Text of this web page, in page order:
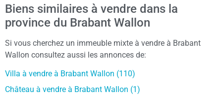
Biens similaires à vendre dans la
province du Brabant Wallon
Si vous cherchez un immeuble mixte à vendre à Brabant
Wallon consultez aussi les annonces de:
Villa à vendre à Brabant Wallon (110)
Château à vendre à Brabant Wallon (1)